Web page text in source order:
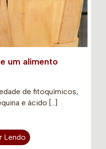
um alimento
de fitoquímicos,
e ácido […]
Lendo